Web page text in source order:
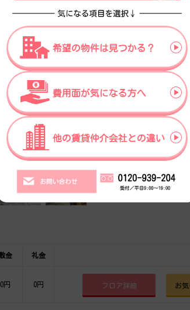
浜２丁目6番9号
駅 徒歩3分、大阪メトロ御堂筋線 淀屋橋駅 徒
市中央区北浜２丁目6番9号の1972年竣工、地上8階建の賃
3分のアクセス。設備情報は貸会議室、セキュリティ、24
ご内覧下さいませ！ その他、事務所、オフィス移転、不
金 礼金
円 0円 フロア詳細 お